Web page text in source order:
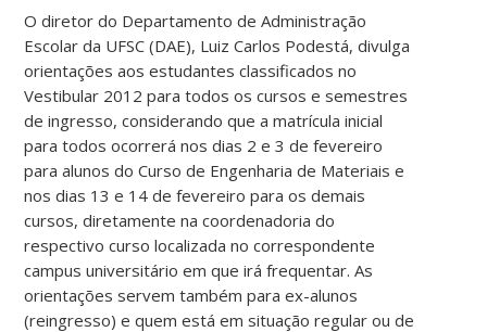
O diretor do Departamento de Administração
Escolar da UFSC (DAE), Luiz Carlos Podestá, divulga
orientações aos estudantes classificados no
Vestibular 2012 para todos os cursos e semestres
de ingresso, considerando que a matrícula inicial
para todos ocorrerá nos dias 2 e 3 de fevereiro
para alunos do Curso de Engenharia de Materiais e
nos dias 13 e 14 de fevereiro para os demais
cursos, diretamente na coordenadoria do
respectivo curso localizada no correspondente
campus universitário em que irá frequentar. As
orientações servem também para ex-alunos
(reingresso) e quem está em situação regular ou de